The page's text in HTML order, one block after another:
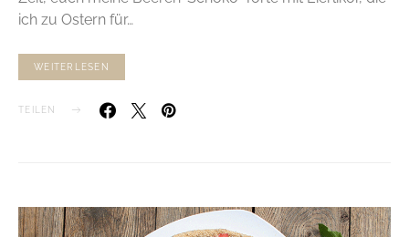
ich zu Ostern für…
WEITERLESEN
TEILEN